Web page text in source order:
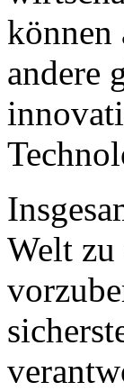
können
andere
Welt zu